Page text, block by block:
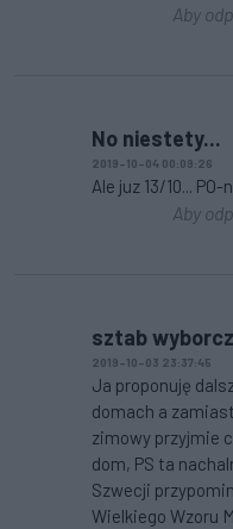
Aby
No niestety...
2019-10-04 00:09:26
Ale juz 13/10...
Aby
sztab
2019-10-03 23:37:45
Ja proponuję
domach a
zimowy przyjmie
dom, PS ta
Szwecji
Wielkiego Wzoru